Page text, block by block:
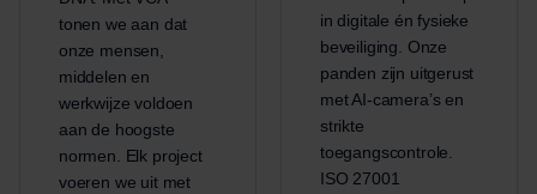
tonen we aan dat
onze mensen,
middelen en
werkwijze voldoen
aan de hoogste
normen. Elk project
voeren we uit met
in digitale én fysieke
beveiliging. Onze
panden zijn uitgerust
met AI-camera’s en
strikte
toegangscontrole.
ISO 27001